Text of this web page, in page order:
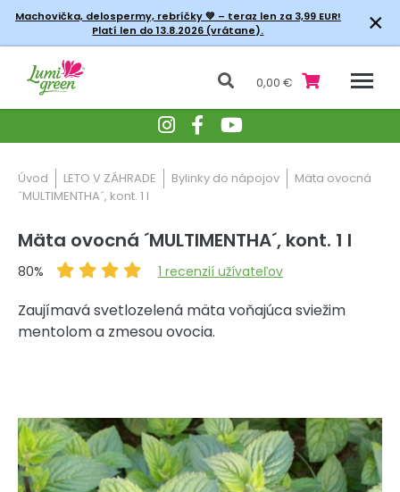
Machovička, delospermy, rebríčky💚 – teraz len za 3,99 EUR!
Platí len do 13.8.2026 (vrátane).
×
0,00 €
Úvod LETO V ZÁHRADE Bylinky do nápojov
Mäta ovocná
´MULTIMENTHA´, kont. 1 l
Mäta ovocná ´MULTIMENTHA´, kont. 1 l
80% 1 recenzií užívateľov
Zaujímavá svetlozelená mäta voňajúca sviežim
mentolom a zmesou ovocia.